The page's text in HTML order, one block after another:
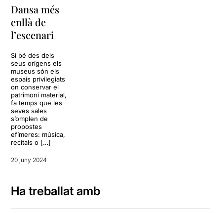
Dansa més
enllà de
l’escenari
Si bé des dels
seus orígens els
museus són els
espais privilegiats
on conservar el
patrimoni material,
fa temps que les
seves sales
s’omplen de
propostes
efímeres: música,
recitals o […]
20 juny 2024
Ha treballat amb